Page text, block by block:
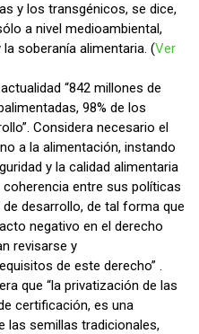
y los transgénicos, se dice,
a nivel medioambiental,
soberanía alimentaria. (Ver
“842 millones de
98% de los
Considera necesario el
a la alimentación, instando
y la calidad alimentaria
entre sus políticas
desarrollo, de tal forma que
negativo en el derecho
revisarse y
de este derecho” .
que “la privatización de las
certificación, es una
las semillas tradicionales,